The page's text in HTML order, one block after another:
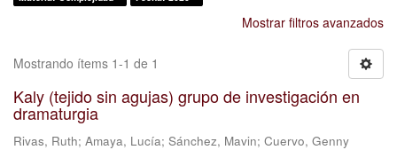
Mostrar filtros avanzados
Mostrando ítems 1-1 de 1
Kaly (tejido sin agujas) grupo de investigación en
dramaturgia
Rivas, Ruth; Amaya, Lucía; Sánchez, Mavin; Cuervo, Genny